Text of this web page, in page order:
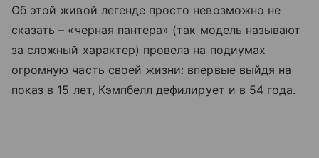
Об этой живой легенде просто невозможно не
сказать – «черная пантера» (так модель называют
за сложный характер) провела на подиумах
огромную часть своей жизни: впервые выйдя на
показ в 15 лет, Кэмпбелл дефилирует и в 54 года.